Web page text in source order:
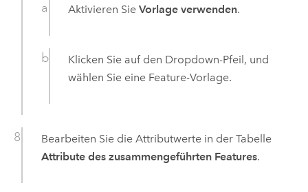
Aktivieren SieVorlage verwenden.
Klicken Sie auf den Dropdown-Pfeil, und
wählen Sie eine Feature-Vorlage.
Bearbeiten Sie die Attributwerte in der Tabelle
Attribute des zusammengeführten Features.